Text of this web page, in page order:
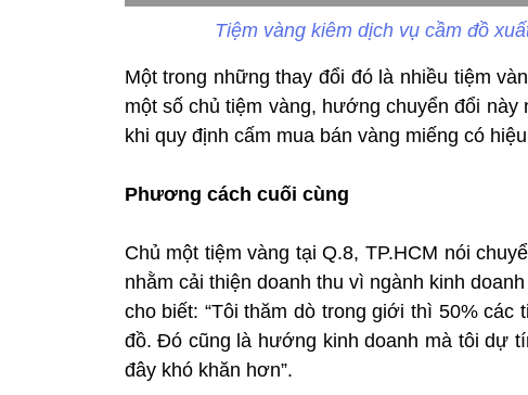
Tiệm vàng kiêm dịch vụ cầm đồ
Một trong những thay đổi đó là nhiều tiệm
một số chủ tiệm vàng, hướng chuyển đổi
khi quy định cấm mua bán vàng miếng có
Phương cách cuối cùng
Chủ một tiệm vàng tại Q.8, TP.HCM nói
nhằm cải thiện doanh thu vì ngành kinh
cho biết: “Tôi thăm dò trong giới thì 50%
đồ. Đó cũng là hướng kinh doanh mà tôi dự
đây khó khăn hơn”.